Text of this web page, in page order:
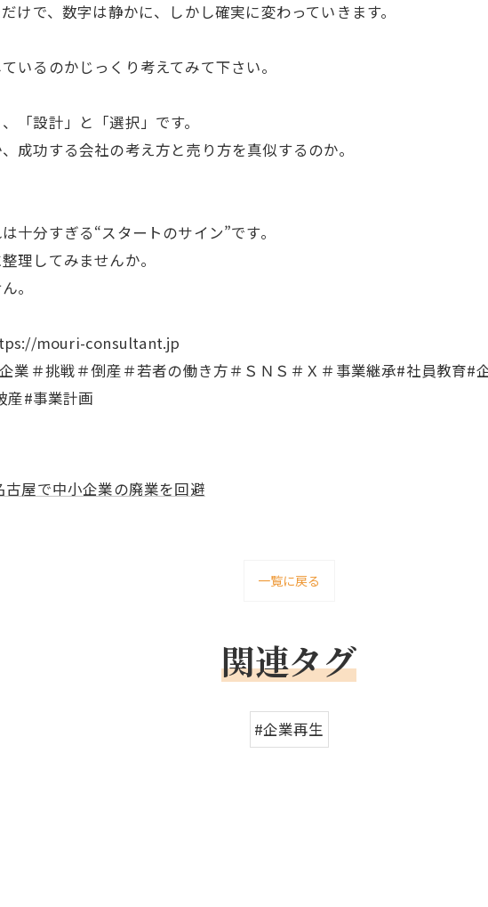
けで、数字は静かに、しかし確実に変わっていきます。
いるのかじっくり考えてみて下さい。
「設計」と「選択」です。
成功する会社の考え方と売り方を真似するのか。
十分すぎる“スタートのサイン”です。
理してみませんか。
。
mouri-consultant.jp
業＃挑戦＃倒産＃若者の働き方＃ＳＮＳ＃Ｘ＃事業継承#社員教育
産#事業計画
古屋で中小企業の廃業を回避
一覧に戻る
関連タグ
#企業再生